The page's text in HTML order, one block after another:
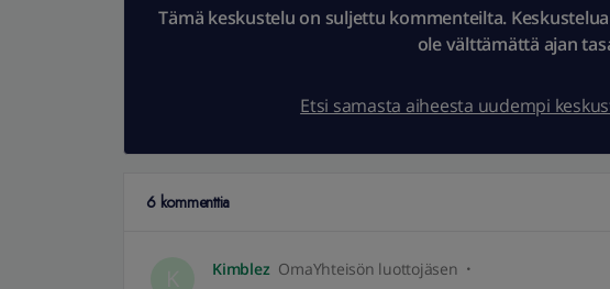
Tämä keskustelu on suljettu kommenteilta.
ole välttämättä ajan
Etsi samasta aiheesta uudempi
6 kommenttia
Kimblez OmaYhteisön luottojäsen